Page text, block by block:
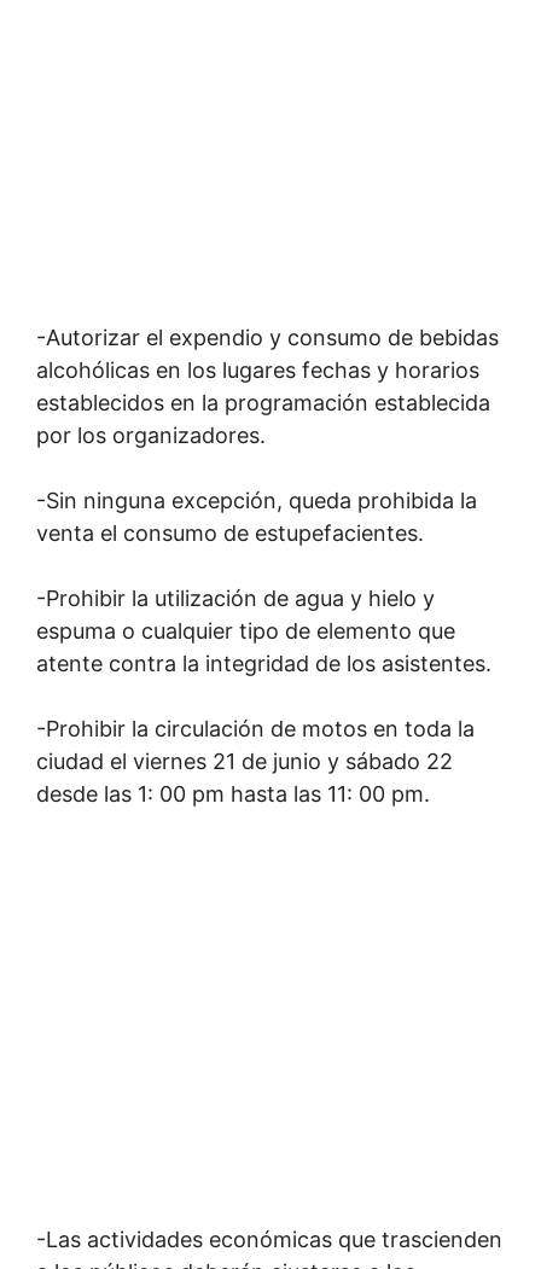
-Autorizar el expendio y consumo de bebidas
alcohólicas en los lugares fechas y horarios
establecidos en la programación establecida
por los organizadores.
-Sin ninguna excepción, queda prohibida la
venta el consumo de estupefacientes.
-Prohibir la utilización de agua y hielo y
espuma o cualquier tipo de elemento que
atente contra la integridad de los asistentes.
-Prohibir la circulación de motos en toda la
ciudad el viernes 21 de junio y sábado 22
desde las 1: 00 pm hasta las 11: 00 pm.
-Las actividades económicas que trascienden